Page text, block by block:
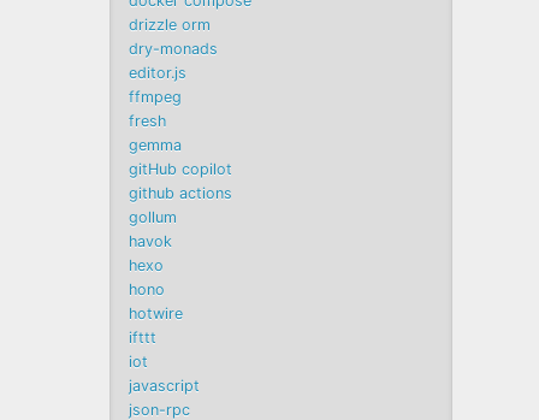
drizzle orm
dry-monads
editor.js
ffmpeg
fresh
gemma
gitHub copilot
github actions
gollum
havok
hexo
hono
hotwire
ifttt
iot
javascript
json-rpc